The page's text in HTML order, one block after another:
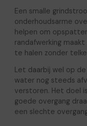
Een smalle
onderhoudsarme
helpen om
randafwerking
te halen zonder
Let daarbij wel op
water nog steeds
verstoren. Het doel
goede overgang
een slechte